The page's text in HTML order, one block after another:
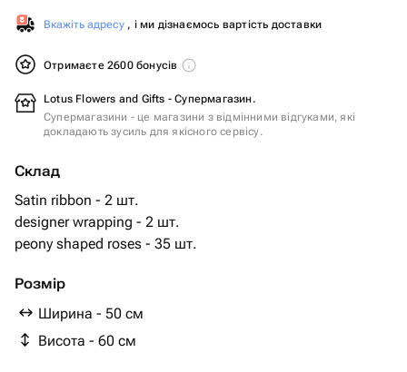
Вкажіть адресу , і ми дізнаємось вартість доставки
Отримаєте 2600 бонусів
Lotus Flowers and Gifts - Супермагазин.
Супермагазини - це магазини з відмінними відгуками, які
докладають зусиль для якісного сервісу.
Склад
Satin ribbon - 2 шт.
designer wrapping - 2 шт.
peony shaped roses - 35 шт.
Розмір
Ширина - 50 см
Висота - 60 см